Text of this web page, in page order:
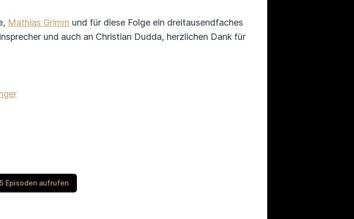
Mathias Grimm und für diese Folge ein dreitausendfaches
und auch an Christian Dudda, herzlichen Dank für
Episoden aufrufen